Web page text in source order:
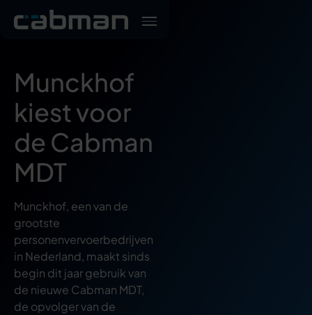
Munckhof
kiest voor
de Cabman
MDT
Munckhof, een van de
grootste
personenvervoerbedrijven
in Nederland, maakt sinds
begin dit jaar gebruik van
de nieuwe Cabman MDT,
de opvolger van de